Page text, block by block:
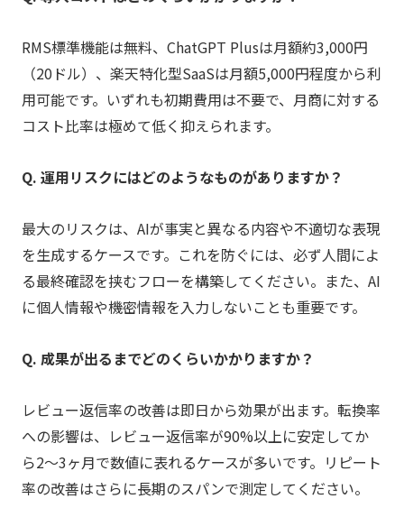
RMS標準機能は無料、ChatGPT Plusは月額約3,000円
（20ドル）、楽天特化型SaaSは月額5,000円程度から利
用可能です。いずれも初期費用は不要で、月商に対する
コスト比率は極めて低く抑えられます。
Q. 運用リスクにはどのようなものがありますか？
最大のリスクは、AIが事実と異なる内容や不適切な表現
を生成するケースです。これを防ぐには、必ず人間によ
る最終確認を挟むフローを構築してください。また、AI
に個人情報や機密情報を入力しないことも重要です。
Q. 成果が出るまでどのくらいかかりますか？
レビュー返信率の改善は即日から効果が出ます。転換率
への影響は、レビュー返信率が90%以上に安定してか
ら2〜3ヶ月で数値に表れるケースが多いです。リピート
率の改善はさらに長期のスパンで測定してください。